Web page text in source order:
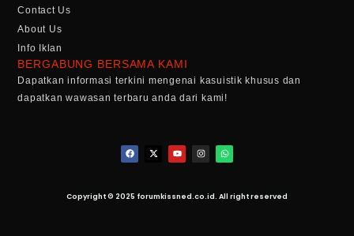
Contact Us
About Us
Info Iklan
BERGABUNG BERSAMA KAMI
Dapatkan informasi terkini mengenai kasuistik khusus dan
dapatkan wawasan terbaru anda dari kami!
Copyright © 2025 forumkissned.co.id. All right reserved